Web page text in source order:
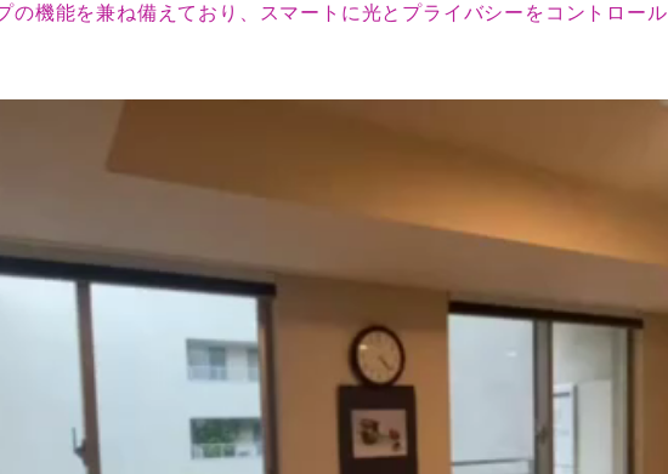
の機能を兼ね備えており、スマートに光とプライバシーをコントロール